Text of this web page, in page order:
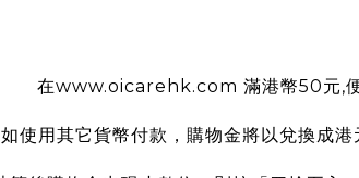
在www.oicarehk.com 滿港幣50元,便
如使用其它貨幣付款，購物金將以兌換成港